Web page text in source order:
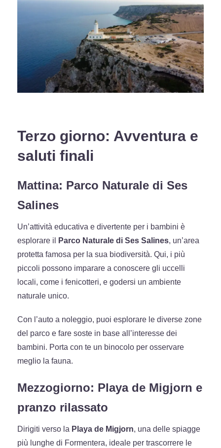
Terzo giorno: Avventura e
saluti finali
Mattina: Parco Naturale di Ses
Salines
Un’attività educativa e divertente per i bambini è
esplorare il Parco Naturale di Ses Salines, un’area
protetta famosa per la sua biodiversità. Qui, i più
piccoli possono imparare a conoscere gli uccelli
locali, come i fenicotteri, e godersi un ambiente
naturale unico.
Con l’auto a noleggio, puoi esplorare le diverse zone
del parco e fare soste in base all’interesse dei
bambini. Porta con te un binocolo per osservare
meglio la fauna.
Mezzogiorno: Playa de Migjorn e
pranzo rilassato
Dirigiti verso la Playa de Migjorn, una delle spiagge
più lunghe di Formentera, ideale per trascorrere le